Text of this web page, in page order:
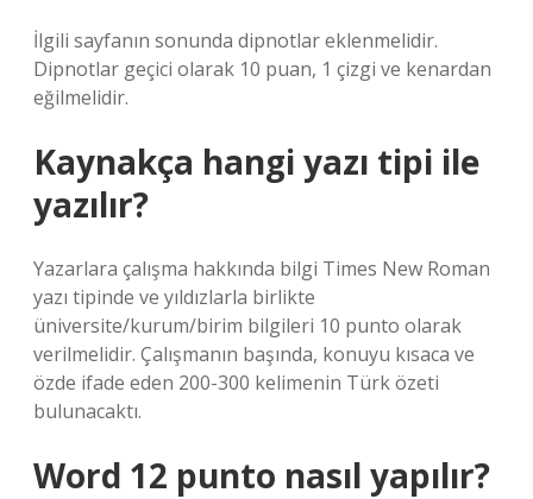
İlgili sayfanın sonunda dipnotlar eklenmelidir.
Dipnotlar geçici olarak 10 puan, 1 çizgi ve kenardan
eğilmelidir.
Kaynakça hangi yazı tipi ile
yazılır?
Yazarlara çalışma hakkında bilgi Times New Roman
yazı tipinde ve yıldızlarla birlikte
üniversite/kurum/birim bilgileri 10 punto olarak
verilmelidir. Çalışmanın başında, konuyu kısaca ve
özde ifade eden 200-300 kelimenin Türk özeti
bulunacaktı.
Word 12 punto nasıl yapılır?